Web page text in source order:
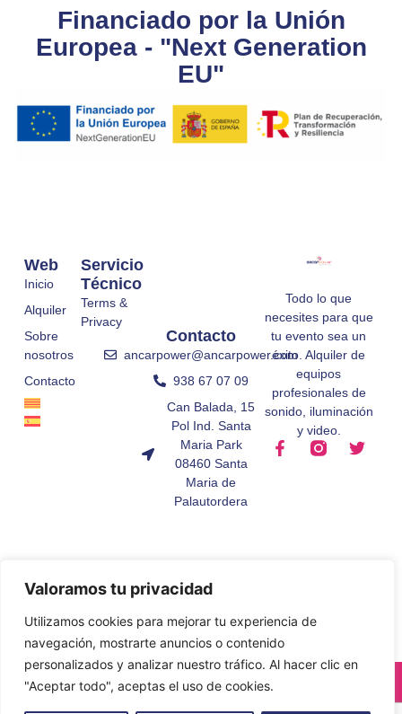
Valoramos tu privacidad
Utilizamos cookies para mejorar tu experiencia de
navegación, mostrarte anuncios o contenido
personalizados y analizar nuestro tráfico. Al hacer clic en
"Aceptar todo", aceptas el uso de cookies.
Financiado por la Unión
Europea - "Next Generation
EU"
Todo lo que
necesites para que
tu evento sea un
éxito. Alquiler de
equipos
profesionales de
sonido, iluminación
y video.
Servicio
Técnico
Terms &
Privacy
Web
Inicio
Alquiler
Sobre
nosotros
Contacto
Contacto
ancarpower@ancarpower.com
938 67 07 09
Can Balada, 15
Pol Ind. Santa
Maria Park
08460 Santa
Maria de
Palautordera
© All Rights Reserved.